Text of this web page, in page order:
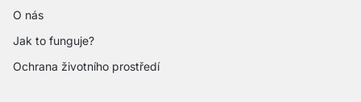
O nás
Jak to funguje?
Ochrana životního prostředí